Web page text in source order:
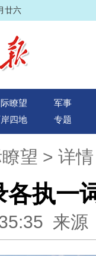
廿六
瞭望
军事
四地 专题
望 > 详情
各执一
来